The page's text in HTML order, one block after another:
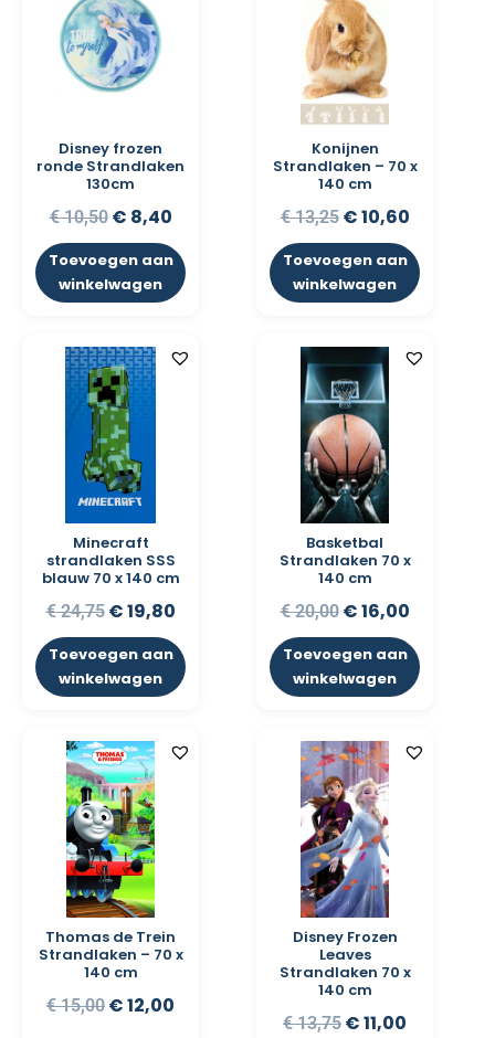
Disney frozen
ronde Strandlaken
130cm
€10,50 € 8,40
Toevoegen aan
winkelwagen
Konijnen
Strandlaken – 70 x
140 cm
€13,25 €10,60
Toevoegen aan
winkelwagen
Minecraft
strandlaken SSS
blauw 70 x 140 cm
€24,75 €19,80
Toevoegen aan
winkelwagen
Basketbal
Strandlaken 70 x
140 cm
€20,00 €16,00
Toevoegen aan
winkelwagen
Thomas de Trein
Strandlaken – 70 x
140 cm
€15,00 €12,00
Disney Frozen
Leaves
Strandlaken 70 x
140 cm
€13,75 €11,00